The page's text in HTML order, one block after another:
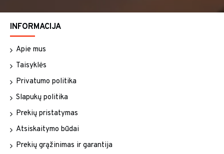
INFORMACIJA
Apie mus
Taisyklės
Privatumo politika
Slapukų politika
Prekių pristatymas
Atsiskaitymo būdai
Prekių grąžinimas ir garantija